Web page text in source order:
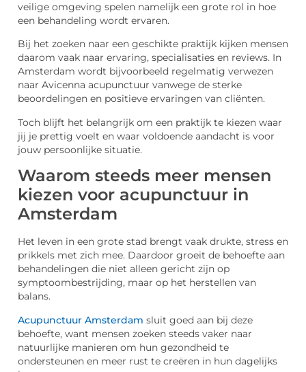
veilige omgeving spelen namelijk een grote rol in hoe
een behandeling wordt ervaren.
Bij het zoeken naar een geschikte praktijk kijken mensen
daarom vaak naar ervaring, specialisaties en reviews. In
Amsterdam wordt bijvoorbeeld regelmatig verwezen
naar Avicenna acupunctuur vanwege de sterke
beoordelingen en positieve ervaringen van cliënten.
Toch blijft het belangrijk om een praktijk te kiezen waar
jij je prettig voelt en waar voldoende aandacht is voor
jouw persoonlijke situatie.
Waarom steeds meer mensen
kiezen voor acupunctuur in
Amsterdam
Het leven in een grote stad brengt vaak drukte, stress en
prikkels met zich mee. Daardoor groeit de behoefte aan
behandelingen die niet alleen gericht zijn op
symptoombestrijding, maar op het herstellen van
balans.
Acupunctuur Amsterdam sluit goed aan bij deze
behoefte, want mensen zoeken steeds vaker naar
natuurlijke manieren om hun gezondheid te
ondersteunen en meer rust te creëren in hun dagelijks